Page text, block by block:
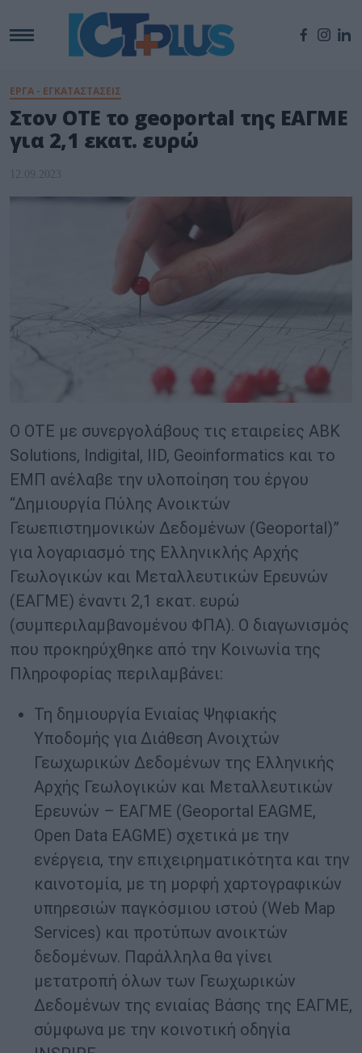
ΕΡΓΑ - ΕΓΚΑΤΑΣΤΑΣΕΙΣ
Στον ΟΤΕ το geoportal της ΕΑΓΜΕ
για 2,1 εκατ. ευρώ
12.09.2023
Ο ΟΤΕ με συνεργολάβους τις εταιρείες ABK
Solutions, Indigital, IID, Geoinformatics και το
ΕΜΠ ανέλαβε την υλοποίηση του έργου
“Δημιουργία Πύλης Ανοικτών
Γεωεπιστημονικών Δεδομένων (Geoportal)”
για λογαριασμό της Ελληνικλής Αρχής
Γεωλογικών και Μεταλλευτικών Ερευνών
(ΕΑΓΜΕ) έναντι 2,1 εκατ. ευρώ
(συμπεριλαμβανομένου ΦΠΑ). Ο διαγωνισμός
που προκηρύχθηκε από την Κοινωνία της
Πληροφορίας περιλαμβάνει:
Τη δημιουργία Ενιαίας Ψηφιακής
Υποδομής για Διάθεση Ανοιχτών
Γεωχωρικών Δεδομένων της Ελληνικής
Αρχής Γεωλογικών και Μεταλλευτικών
Ερευνών – ΕΑΓΜΕ (Geoportal ΕΑGME,
Open Data ΕΑGME) σχετικά με την
ενέργεια, την επιχειρηματικότητα και την
καινοτομία, με τη μορφή χαρτογραφικών
υπηρεσιών παγκόσμιου ιστού (Web Map
Services) και προτύπων ανοικτών
δεδομένων. Παράλληλα θα γίνει
μετατροπή όλων των Γεωχωρικών
Δεδομένων της ενιαίας Βάσης της ΕΑΓΜΕ,
σύμφωνα με την κοινοτική οδηγία